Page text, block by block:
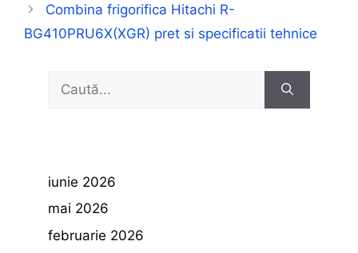
Combina frigorifica Hitachi R-
BG410PRU6X(XGR) pret si specificatii tehnice
după:
iunie 2026
mai 2026
februarie 2026